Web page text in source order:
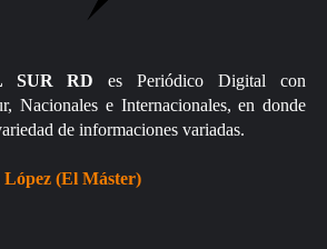
SUR RD es Periódico Digital con
Nacionales e Internacionales, en donde
de informaciones variadas.
(El Máster)